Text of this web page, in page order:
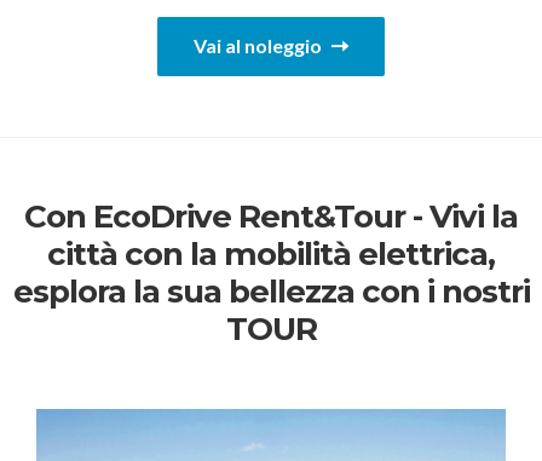
Vai al noleggio
Con EcoDrive Rent&Tour - Vivi la
città con la mobilità elettrica,
esplora la sua bellezza con i nostri
TOUR